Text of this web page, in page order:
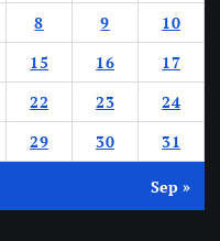
8 9
10
15 16
17
22 23
24
29 30 31
Sep »